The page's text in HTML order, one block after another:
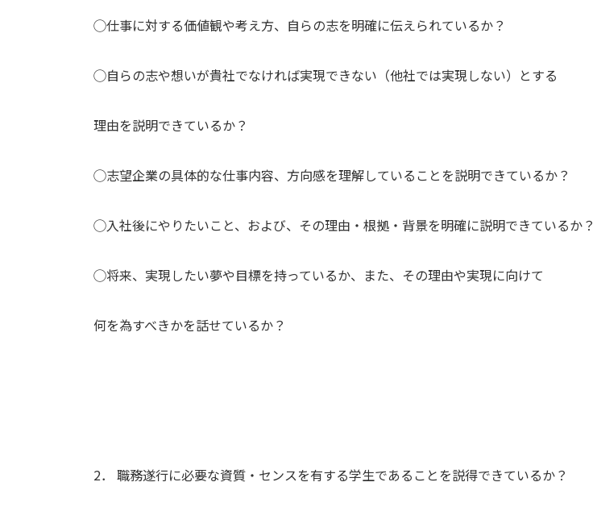
◯仕事に対する価値観や考え方、自らの志を明確に伝えられているか？
◯自らの志や想いが貴社でなければ実現できない（他社では実現しない）とする
理由を説明できているか？
◯志望企業の具体的な仕事内容、方向感を理解していることを説明できているか？
◯入社後にやりたいこと、および、その理由・根拠・背景を明確に説明できているか？
◯将来、実現したい夢や目標を持っているか、また、その理由や実現に向けて
何を為すべきかを話せているか？
2． 職務遂行に必要な資質・センスを有する学生であることを説得できているか？